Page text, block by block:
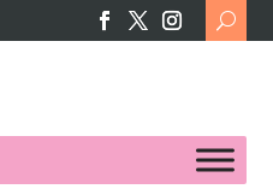
Search
for: